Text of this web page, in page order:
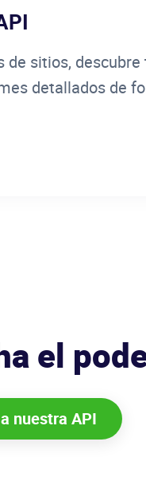
de sitios,
detallados de
el
nuestra API